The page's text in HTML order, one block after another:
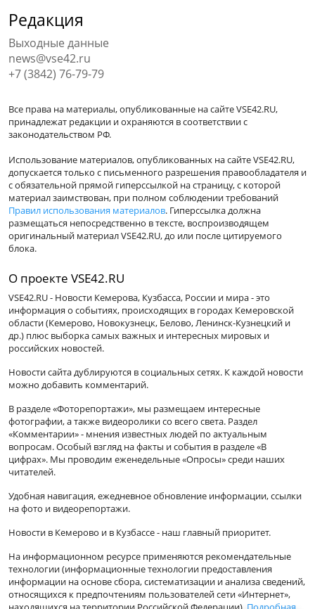
Редакция
Выходные данные
news@vse42.ru
+7 (3842) 76-79-79
Все права на материалы, опубликованные на сайте VSE42.RU,
принадлежат редакции и охраняются в соответствии с
законодательством РФ.
Использование материалов, опубликованных на сайте VSE42.RU,
допускается только с письменного разрешения правообладателя и
с обязательной прямой гиперссылкой на страницу, с которой
материал заимствован, при полном соблюдении требований
Правил использования материалов. Гиперссылка должна
размещаться непосредственно в тексте, воспроизводящем
оригинальный материал VSE42.RU, до или после цитируемого
блока.
О проекте VSE42.RU
VSE42.RU - Новости Кемерова, Кузбасса, России и мира - это
информация о событиях, происходящих в городах Кемеровской
области (Кемерово, Новокузнецк, Белово, Ленинск-Кузнецкий и
др.) плюс выборка самых важных и интересных мировых и
российских новостей.
Новости сайта дублируются в социальных сетях. К каждой новости
можно добавить комментарий.
В разделе «Фоторепортажи», мы размещаем интересные
фотографии, а также видеоролики со всего света. Раздел
«Комментарии» - мнения известных людей по актуальным
вопросам. Особый взгляд на факты и события в разделе «В
цифрах». Мы проводим еженедельные «Опросы» среди наших
читателей.
Удобная навигация, ежедневное обновление информации, ссылки
на фото и видеорепортажи.
Новости в Кемерово и в Кузбассе - наш главный приоритет.
На информационном ресурсе применяются рекомендательные
технологии (информационные технологии предоставления
информации на основе сбора, систематизации и анализа сведений,
относящихся к предпочтениям пользователей сети «Интернет»,